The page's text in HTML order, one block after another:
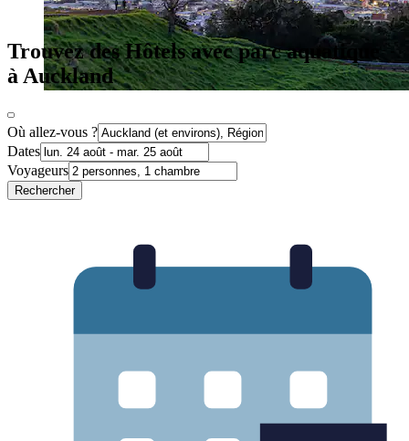
Trouvez des Hôtels avec parc aquatique
à Auckland
Où allez-vous ?
Dates
Voyageurs
Rechercher